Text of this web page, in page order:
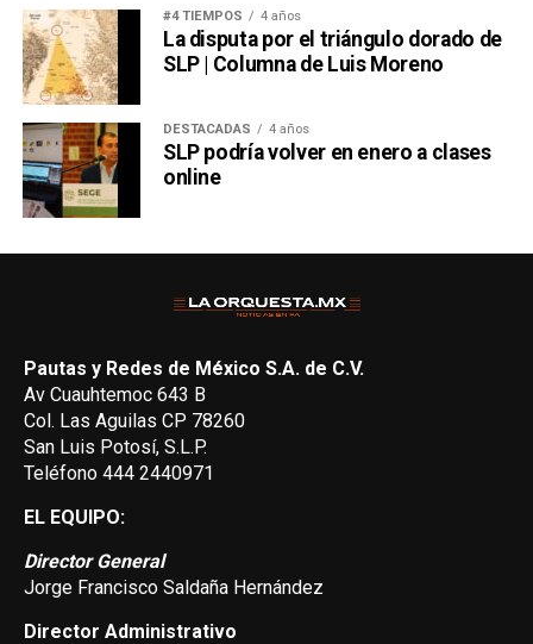
#4 TIEMPOS 4 años
La disputa por el triángulo dorado de
SLP | Columna de Luis Moreno
DESTACADAS 4 años
SLP podría volver en enero a clases
online
Pautas y Redes de México S.A. de C.V.
Av Cuauhtemoc 643 B
Col. Las Aguilas CP 78260
San Luis Potosí, S.L.P.
Teléfono 444 2440971
EL EQUIPO:
Director General
Jorge Francisco Saldaña Hernández
Director Administrativo